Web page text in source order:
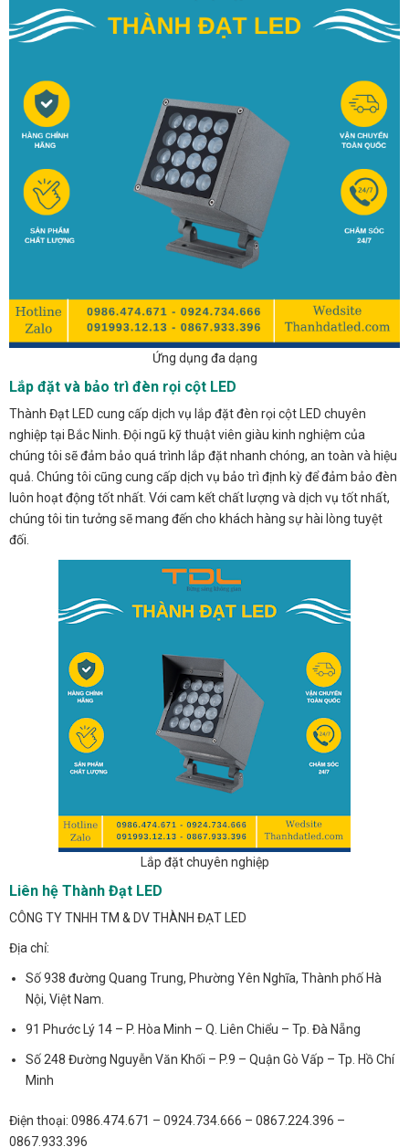
Ứng dụng đa dạng
Lắp đặt và bảo trì đèn rọi cột LED
Thành Đạt LED cung cấp dịch vụ lắp đặt đèn rọi cột LED chuyên
nghiệp tại Bắc Ninh. Đội ngũ kỹ thuật viên giàu kinh nghiệm của
chúng tôi sẽ đảm bảo quá trình lắp đặt nhanh chóng, an toàn và hiệu
quả. Chúng tôi cũng cung cấp dịch vụ bảo trì định kỳ để đảm bảo đèn
luôn hoạt động tốt nhất. Với cam kết chất lượng và dịch vụ tốt nhất,
chúng tôi tin tưởng sẽ mang đến cho khách hàng sự hài lòng tuyệt
đối.
Lắp đặt chuyên nghiệp
Liên hệ Thành Đạt LED
CÔNG TY TNHH TM & DV THÀNH ĐẠT LED
Địa chỉ:
Số 938 đường Quang Trung, Phường Yên Nghĩa, Thành phố Hà
Nội, Việt Nam.
91 Phước Lý 14 – P. Hòa Minh – Q. Liên Chiểu – Tp. Đà Nẵng
Số 248 Đường Nguyễn Văn Khối – P.9 – Quận Gò Vấp – Tp. Hồ Chí
Minh
Điện thoại: 0986.474.671 – 0924.734.666 – 0867.224.396 –
0867.933.396